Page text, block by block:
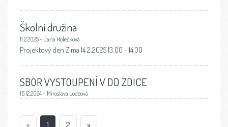
Školní družina
11.2.2025 – Jana Holečková
Projektový den Zima 14.2.2025 13:00 - 14:30
SBOR VYSTOUPENÍ V DD ZDICE
16.12.2024 – Miroslava Lodeová